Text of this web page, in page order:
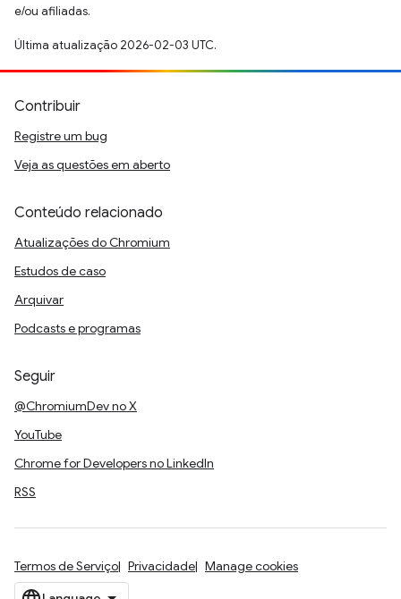
e/ou afiliadas.
Última atualização 2026-02-03 UTC.
Contribuir
Registre um bug
Veja as questões em aberto
Conteúdo relacionado
Atualizações do Chromium
Estudos de caso
Arquivar
Podcasts e programas
Seguir
@ChromiumDev no X
YouTube
Chrome for Developers no LinkedIn
RSS
Termos de Serviço Privacidade Manage cookies